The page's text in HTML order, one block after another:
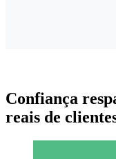
Confiança
reais de